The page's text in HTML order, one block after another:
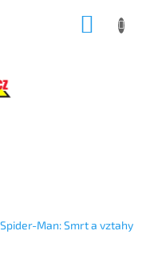
Man: Smrt a vztahy